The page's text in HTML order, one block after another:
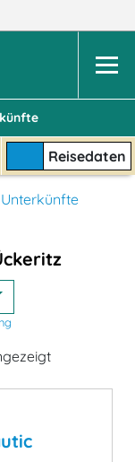
Reisedaten
Unterkünfte